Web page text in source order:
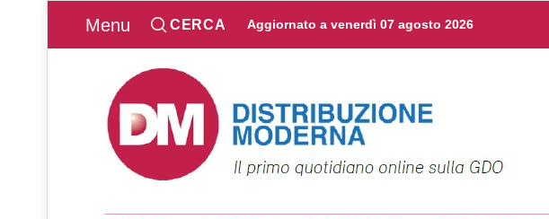
Menu CERCA Aggiornato a venerdì 07 agosto 2026